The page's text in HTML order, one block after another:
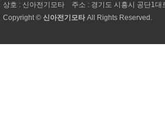
상호 : 신아전기모타
주소 : 경기도 시흥시 공단1
Copyright © 신아전기모타All Rights Reserved.